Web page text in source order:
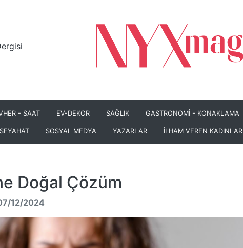
- SAAT EV-DEKOR SAĞLIK GASTRONOMİ - KONAKLAMA
SEYAHAT SOSYAL MEDYA YAZARLAR İLHAM VEREN KADINLAR
Doğal Çözüm
12/2024